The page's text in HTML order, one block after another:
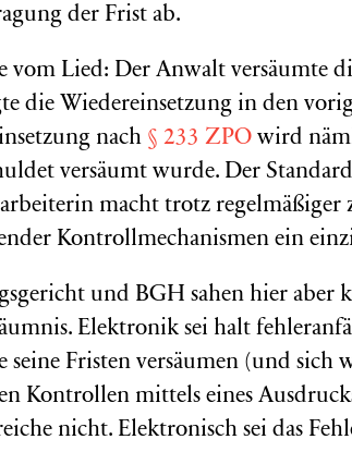
der Frist ab.
vom Lied: Der Anwalt versäumte
die Wiedereinsetzung in den
nach § 233 ZPO wird
versäumt wurde. Der
macht trotz regelmäßiger
Kontrollmechanismen ein
und BGH sahen hier aber
Elektronik sei halt
seine Fristen versäumen (und sich
Kontrollen mittels eines
nicht. Elektronisch sei das